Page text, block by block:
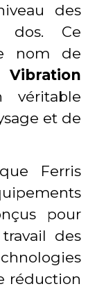
des
Ce
nom de
véritable
et de
Ferris
pour
des
réduction